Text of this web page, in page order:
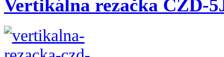
Vertikálna rezačka CZD-